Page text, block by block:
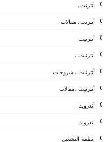
أنترنت،
أنترنت، مقالات
أنترنيت
أنترنيت ،
أنترنيت ، شروحات
أنترنيت ،مقالات
أندرويد
اندرويد
انظمة التشغيل